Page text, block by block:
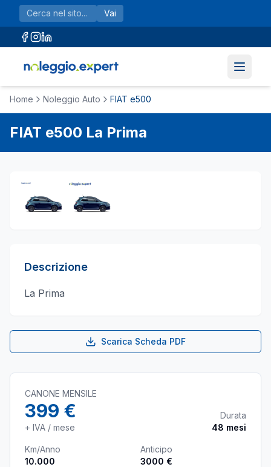
Vai al contenuto principale
Vai
Home Noleggio Auto FIAT e500
FIAT e500 La Prima
Descrizione
La Prima
Scarica Scheda PDF
CANONE MENSILE
399 €
+ IVA / mese
Durata
48 mesi
Km/Anno
10.000
Anticipo
3000 €